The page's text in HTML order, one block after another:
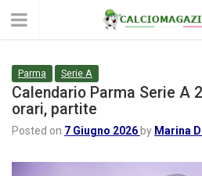
Parma Serie A
Calendario Parma Serie A
orari, partite
Posted on 7 Giugno 2026 by Marina